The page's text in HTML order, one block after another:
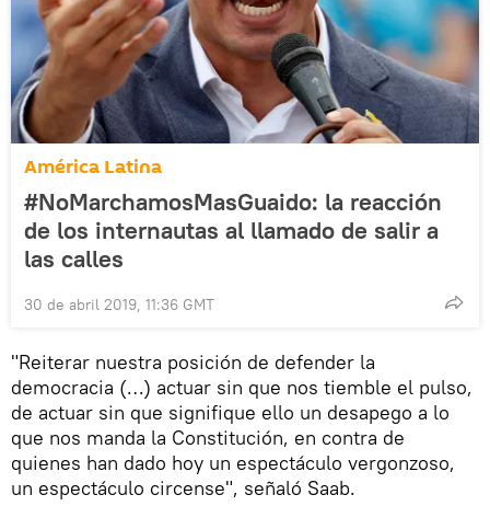
América Latina
#NoMarchamosMasGuaido: la reacción
de los internautas al llamado de salir a
las calles
30 de abril 2019, 11:36 GMT
"Reiterar nuestra posición de defender la
democracia (…) actuar sin que nos tiemble el pulso,
de actuar sin que signifique ello un desapego a lo
que nos manda la Constitución, en contra de
quienes han dado hoy un espectáculo vergonzoso,
un espectáculo circense", señaló Saab.